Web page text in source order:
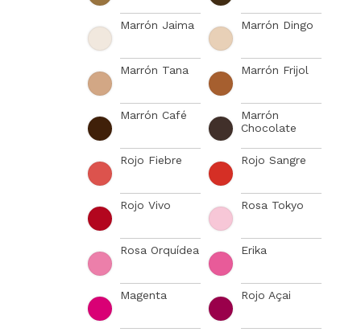
Marrón Jaima Marrón Dingo
Marrón Tana Marrón Frijol
Marrón Café
Marrón
Chocolate
Rojo Fiebre Rojo Sangre
Rojo Vivo Rosa Tokyo
Rosa Orquídea Erika
Magenta Rojo Açai